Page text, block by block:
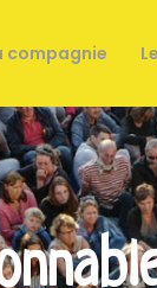
compagnie